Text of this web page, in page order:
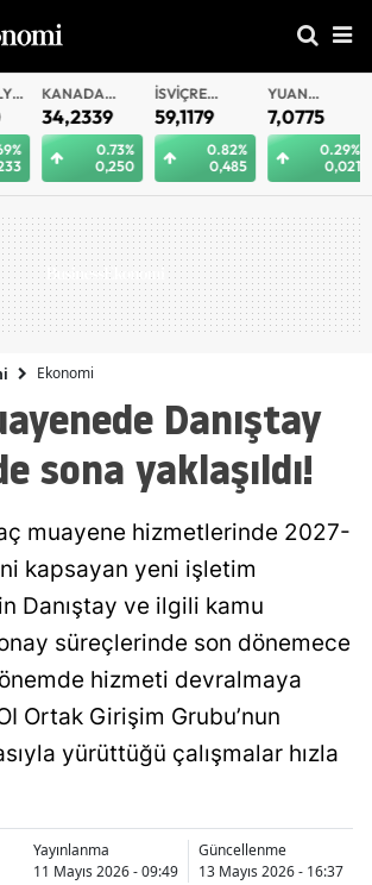
0.73%
0,250
İSVIÇRE
FRANKI
59,1179
0.82%
0,485
YUAN
OFFSHORE
7,0775
0.29%
0,021
YUAN
7,0812
Ekonomi
Danıştay
sona yaklaşıldı!
muayene hizmetlerinde 2027-
kapsayan yeni işletim
Danıştay ve ilgili kamu
süreçlerinde son dönemece
hizmeti devralmaya
Ortak Girişim Grubu’nun
yürüttüğü çalışmalar hızla
Yayınlanma
11 Mayıs 2026 - 09:49
Güncellenme
13 Mayıs 2026 - 16:37